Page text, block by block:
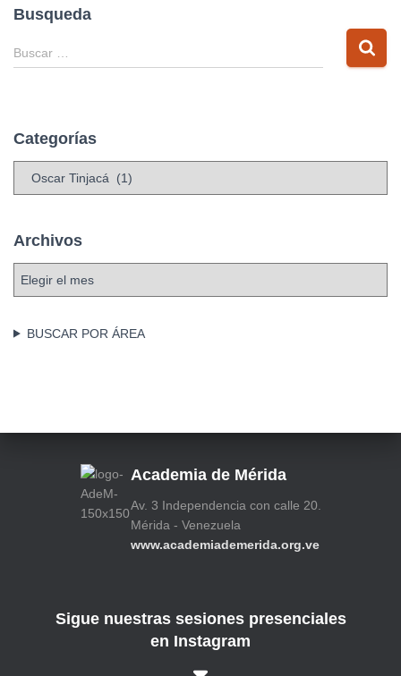
Busqueda
B
u
r
:
Buscar …
Categorías
g
o
a
Archivos
h BUSCAR POR ÁREA
Academia de Mérida
Av. 3 Independencia con calle 20.
Mérida - Venezuela
www.academiademerida.org.ve
Sigue nuestras sesiones presenciales
en Instagram